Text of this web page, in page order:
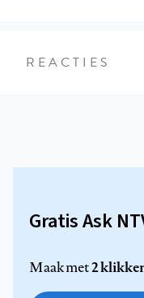
REACTIES
Gratis Ask
Maak met2